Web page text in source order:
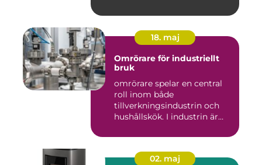
18. maj
Omrörare för industriellt
bruk
omrörare spelar en central
roll inom både
tillverkningsindustrin och
hushållskök. I industrin är
02. maj